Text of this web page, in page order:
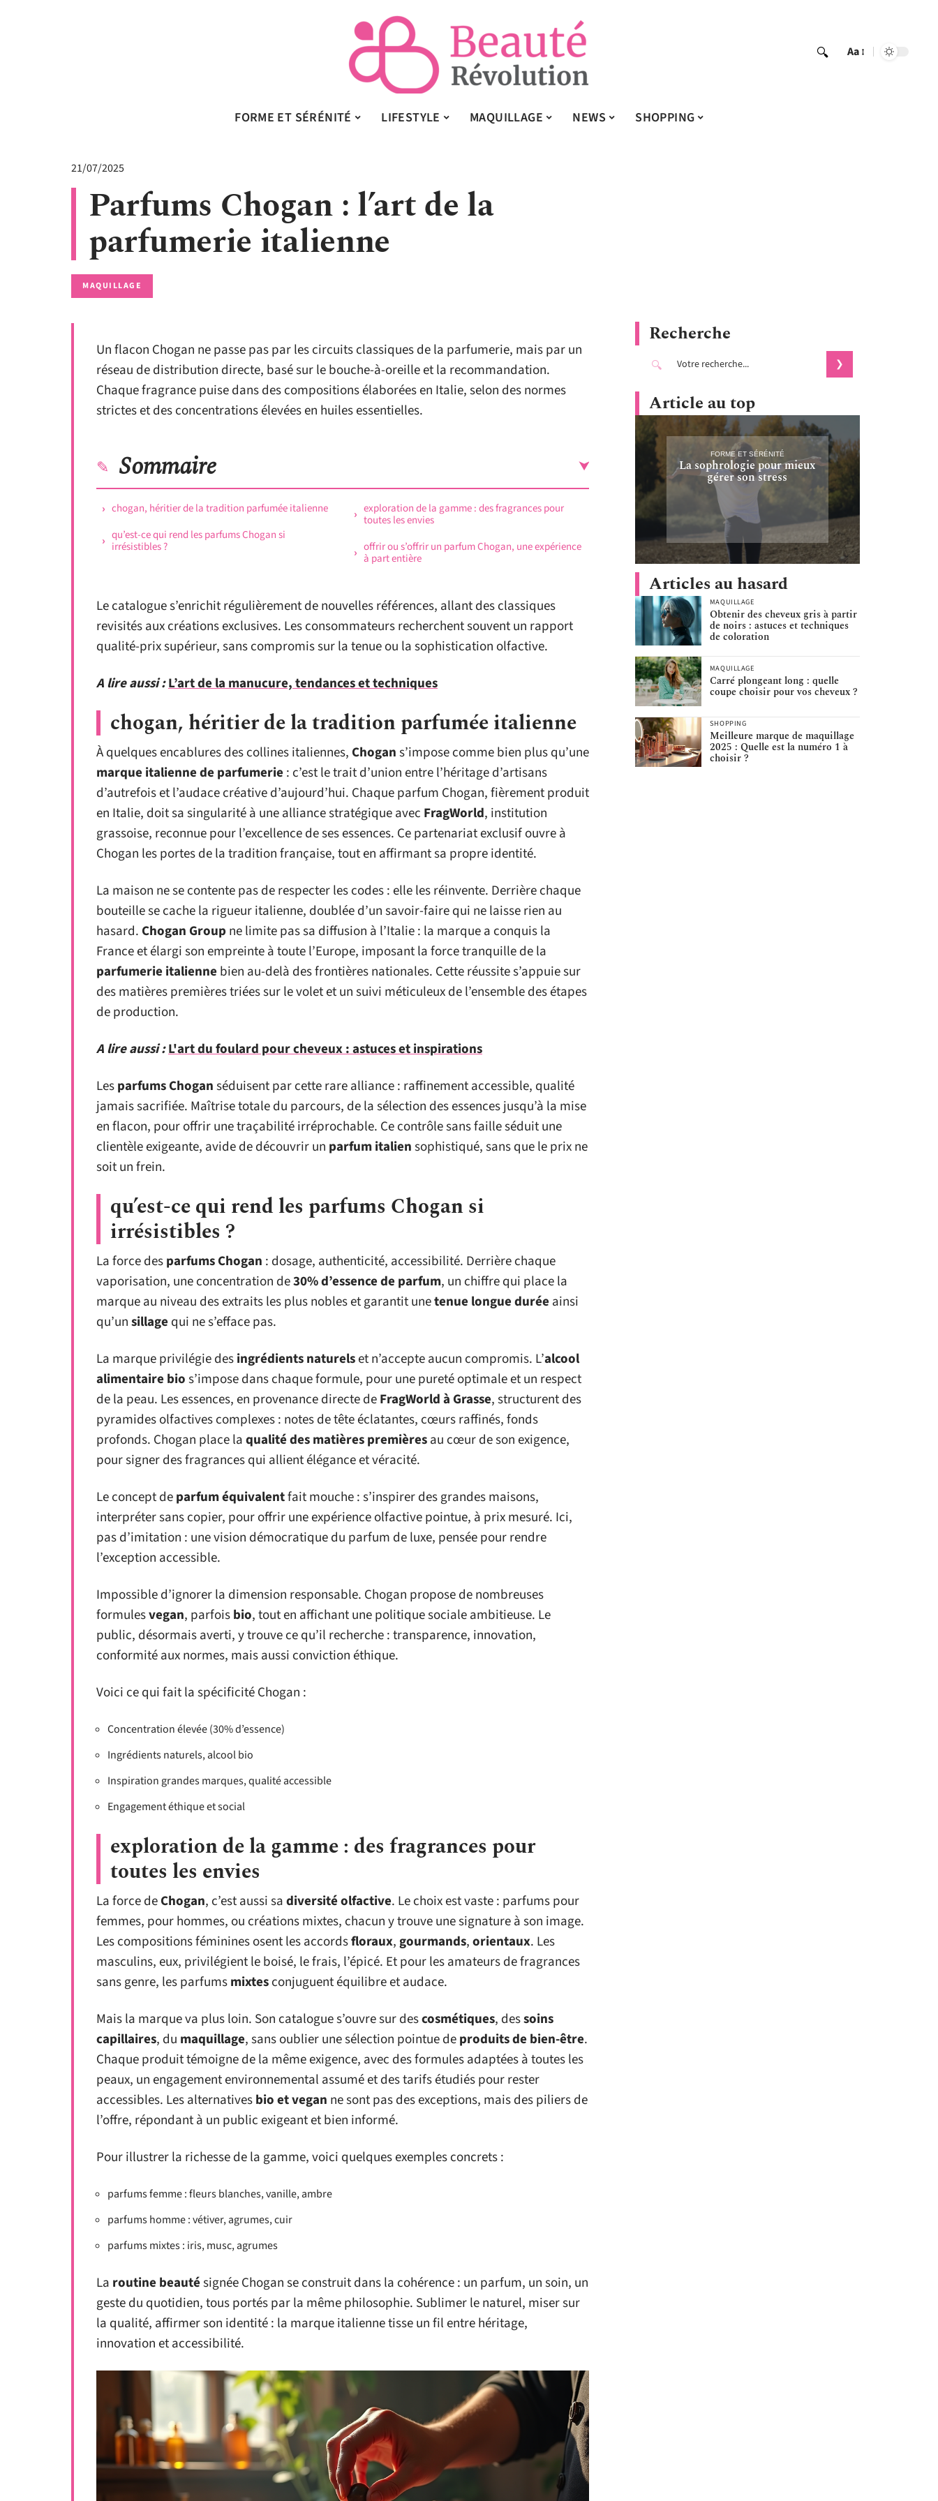
Aa
FORME ET SÉRÉNITÉ LIFESTYLE MAQUILLAGE NEWS SHOPPING
21/07/2025
Parfums Chogan : l’art de la
parfumerie italienne
MAQUILLAGE
Un flacon Chogan ne passe pas par les circuits classiques de la parfumerie, mais par un
réseau de distribution directe, basé sur le bouche-à-oreille et la recommandation.
Chaque fragrance puise dans des compositions élaborées en Italie, selon des normes
strictes et des concentrations élevées en huiles essentielles.
Sommaire
chogan, héritier de la tradition parfumée italienne
qu’est-ce qui rend les parfums Chogan si
irrésistibles ?
exploration de la gamme : des fragrances pour
toutes les envies
offrir ou s’offrir un parfum Chogan, une expérience
à part entière
Le catalogue s’enrichit régulièrement de nouvelles références, allant des classiques
revisités aux créations exclusives. Les consommateurs recherchent souvent un rapport
qualité-prix supérieur, sans compromis sur la tenue ou la sophistication olfactive.
A lire aussi :L’art de la manucure, tendances et techniques
chogan, héritier de la tradition parfumée italienne
À quelques encablures des collines italiennes, Chogans’impose comme bien plus qu’une
marque italienne de parfumerie : c’est le trait d’union entre l’héritage d’artisans
d’autrefois et l’audace créative d’aujourd’hui. Chaque parfum Chogan, fièrement produit
en Italie, doit sa singularité à une alliance stratégique avec FragWorld, institution
grassoise, reconnue pour l’excellence de ses essences. Ce partenariat exclusif ouvre à
Chogan les portes de la tradition française, tout en affirmant sa propre identité.
La maison ne se contente pas de respecter les codes : elle les réinvente. Derrière chaque
bouteille se cache la rigueur italienne, doublée d’un savoir-faire qui ne laisse rien au
hasard. Chogan Group ne limite pas sa diffusion à l’Italie : la marque a conquis la
France et élargi son empreinte à toute l’Europe, imposant la force tranquille de la
parfumerie italienne bien au-delà des frontières nationales. Cette réussite s’appuie sur
des matières premières triées sur le volet et un suivi méticuleux de l’ensemble des étapes
de production.
A lire aussi :L'art du foulard pour cheveux : astuces et inspirations
Lesparfums Choganséduisent par cette rare alliance : raffinement accessible, qualité
jamais sacrifiée. Maîtrise totale du parcours, de la sélection des essences jusqu’à la mise
en flacon, pour offrir une traçabilité irréprochable. Ce contrôle sans faille séduit une
clientèle exigeante, avide de découvrir un parfum italiensophistiqué, sans que le prix ne
soit un frein.
qu’est-ce qui rend les parfums Chogan si
irrésistibles ?
La force desparfums Chogan : dosage, authenticité, accessibilité. Derrière chaque
vaporisation, une concentration de30% d’essence de parfum, un chiffre qui place la
marque au niveau des extraits les plus nobles et garantit unetenue longue durée ainsi
qu’unsillage qui ne s’efface pas.
La marque privilégie desingrédients naturelset n’accepte aucun compromis. L’alcool
alimentaire bios’impose dans chaque formule, pour une pureté optimale et un respect
de la peau. Les essences, en provenance directe deFragWorld à Grasse, structurent des
pyramides olfactives complexes : notes de tête éclatantes, cœurs raffinés, fonds
profonds. Chogan place laqualité des matières premièresau cœur de son exigence,
pour signer des fragrances qui allient élégance et véracité.
Le concept deparfum équivalentfait mouche : s’inspirer des grandes maisons,
interpréter sans copier, pour offrir une expérience olfactive pointue, à prix mesuré. Ici,
pas d’imitation : une vision démocratique du parfum de luxe, pensée pour rendre
l’exception accessible.
Impossible d’ignorer la dimension responsable. Chogan propose de nombreuses
formulesvegan, parfoisbio, tout en affichant une politique sociale ambitieuse. Le
public, désormais averti, y trouve ce qu’il recherche : transparence, innovation,
conformité aux normes, mais aussi conviction éthique.
Voici ce qui fait la spécificité Chogan :
Concentration élevée (30% d’essence)
Ingrédients naturels, alcool bio
Inspiration grandes marques, qualité accessible
Engagement éthique et social
exploration de la gamme : des fragrances pour
toutes les envies
La force deChogan, c’est aussi sadiversité olfactive. Le choix est vaste : parfums pour
femmes, pour hommes, ou créations mixtes, chacun y trouve une signature à son image.
Les compositions féminines osent les accordsfloraux,gourmands,orientaux. Les
masculins, eux, privilégient le boisé, le frais, l’épicé. Et pour les amateurs de fragrances
sans genre, les parfumsmixtesconjuguent équilibre et audace.
Mais la marque va plus loin. Son catalogue s’ouvre sur descosmétiques, dessoins
capillaires, du maquillage, sans oublier une sélection pointue deproduits de bien-être.
Chaque produit témoigne de la même exigence, avec des formules adaptées à toutes les
peaux, un engagement environnemental assumé et des tarifs étudiés pour rester
accessibles. Les alternativesbio et vegan ne sont pas des exceptions, mais des piliers de
l’offre, répondant à un public exigeant et bien informé.
Pour illustrer la richesse de la gamme, voici quelques exemples concrets :
parfums femme : fleurs blanches, vanille, ambre
parfums homme : vétiver, agrumes, cuir
parfums mixtes : iris, musc, agrumes
La routine beautésignée Chogan se construit dans la cohérence : un parfum, un soin, un
geste du quotidien, tous portés par la même philosophie. Sublimer le naturel, miser sur
la qualité, affirmer son identité : la marque italienne tisse un fil entre héritage,
innovation et accessibilité.
Recherche
Article au top
FORME ET SÉRÉNITÉ
La sophrologie pour mieux
gérer son stress
Articles au hasard
MAQUILLAGE
Obtenir des cheveux gris à partir
de noirs : astuces et techniques
de coloration
MAQUILLAGE
Carré plongeant long : quelle
coupe choisir pour vos cheveux ?
SHOPPING
Meilleure marque de maquillage
2025 : Quelle est la numéro 1 à
choisir ?